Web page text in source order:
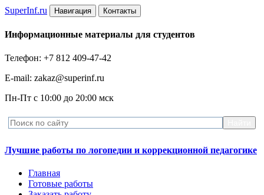
SuperInf.ru Навигация Контакты
Информационные материалы для студентов
Телефон: +7 812 409-47-42
E-mail: zakaz@superinf.ru
Пн-Пт с 10:00 до 20:00 мск
Лучшие работы по логопедии и коррекционной педагогике
Главная
Готовые работы